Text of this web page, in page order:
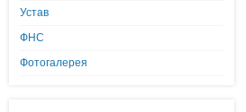
Устав
ФНС
Фотогалерея